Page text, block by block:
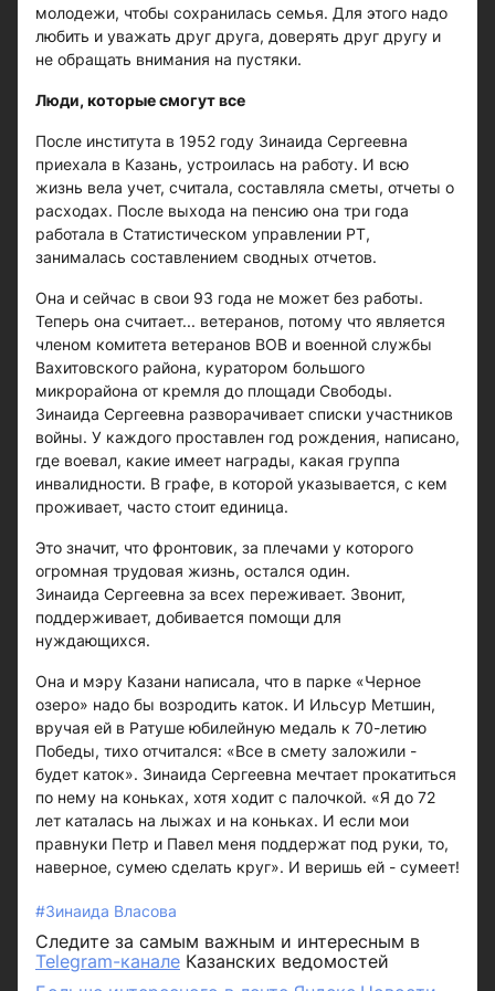
молодежи, чтобы сохранилась семья. Для этого надо
любить и уважать друг друга, доверять друг другу и
не обращать внимания на пустяки.
Люди, которые смогут все
После института в 1952 году Зинаида Сергеевна
приехала в Казань, устроилась на работу. И всю
жизнь вела учет, считала, составляла сметы, отчеты о
расходах. После выхода на пенсию она три года
работала в Статистическом управлении РТ,
занималась составлением сводных отчетов.
Она и сейчас в свои 93 года не может без работы.
Теперь она считает... ветеранов, потому что является
членом комитета ветеранов ВОВ и военной службы
Вахитовского района, куратором большого
микрорайона от кремля до площади Свободы.
Зинаида Сергеевна разворачивает списки участников
войны. У каждого проставлен год рождения, написано,
где воевал, какие имеет награды, какая группа
инвалидности. В графе, в которой указывается, с кем
проживает, часто стоит единица.
Это значит, что фронтовик, за плечами у которого
огромная трудовая жизнь, остался один.
Зинаида Сергеевна за всех переживает. Звонит,
поддерживает, добивается помощи для
нуждающихся.
Она и мэру Казани написала, что в парке «Черное
озеро» надо бы возродить каток. И Ильсур Метшин,
вручая ей в Ратуше юбилейную медаль к 70-летию
Победы, тихо отчитался: «Все в смету заложили -
будет каток». Зинаида Сергеевна мечтает прокатиться
по нему на коньках, хотя ходит с палочкой. «Я до 72
лет каталась на лыжах и на коньках. И если мои
правнуки Петр и Павел меня поддержат под руки, то,
наверное, сумею сделать круг». И веришь ей - сумеет!
#Зинаида Власова
Следите за самым важным и интересным в
Telegram-канале Казанских ведомостей